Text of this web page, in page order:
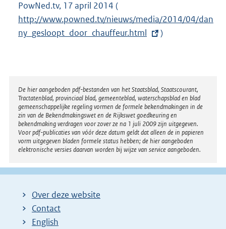
i
n
PowNed.tv, 17 april 2014 (
x
t
e
l
i
n
k
:
http://www.powned.tv/nieuws/media/2014/04/dan
ny_gesloopt_door_chauffeur.html
)
Disclaimer
De hier aangeboden pdf-bestanden van het Staatsblad, Staatscourant,
Tractatenblad, provinciaal blad, gemeenteblad, waterschapsblad en blad
gemeenschappelijke regeling vormen de formele bekendmakingen in de
zin van de Bekendmakingswet en de Rijkswet goedkeuring en
bekendmaking verdragen voor zover ze na 1 juli 2009 zijn uitgegeven.
Voor pdf-publicaties van vóór deze datum geldt dat alleen de in papieren
vorm uitgegeven bladen formele status hebben; de hier aangeboden
elektronische versies daarvan worden bij wijze van service aangeboden.
Over deze website
Contact
English